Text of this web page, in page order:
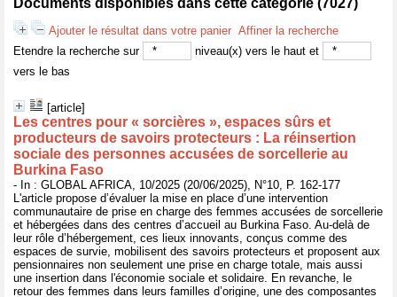
Documents disponibles dans cette catégorie (7027)
Ajouter le résultat dans votre panier Affiner la recherche
Etendre la recherche sur
niveau(x) vers le haut et
vers le bas
[article]
Les centres pour « sorcières », espaces sûrs et
producteurs de savoirs protecteurs : La réinsertion
sociale des personnes accusées de sorcellerie au
Burkina Faso
- In : GLOBAL AFRICA, 10/2025 (20/06/2025), N°10, P. 162-177
L'article propose d’évaluer la mise en place d’une intervention
communautaire de prise en charge des femmes accusées de sorcellerie
et hébergées dans des centres d’accueil au Burkina Faso. Au-delà de
leur rôle d’hébergement, ces lieux innovants, conçus comme des
espaces de survie, mobilisent des savoirs protecteurs et proposent aux
pensionnaires non seulement une prise en charge totale, mais aussi
une insertion dans l'économie sociale et solidaire. En revanche, le
retour des femmes dans leurs familles d’origine, une des composantes